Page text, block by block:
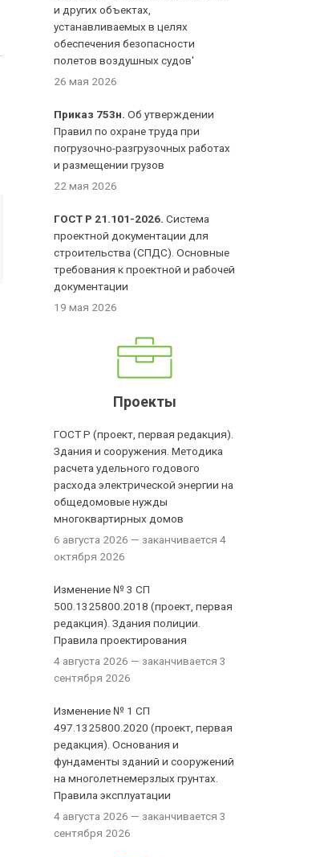
и других объектах,
устанавливаемых в целях
обеспечения безопасности
полетов воздушных судов'
26 мая 2026
Приказ 753н. Об утверждении
Правил по охране труда при
погрузочно-разгрузочных работах
и размещении грузов
22 мая 2026
ГОСТ Р 21.101-2026. Система
проектной документации для
строительства (СПДС). Основные
требования к проектной и рабочей
документации
19 мая 2026
Проекты
ГОСТ Р (проект, первая редакция).
Здания и сооружения. Методика
расчета удельного годового
расхода электрической энергии на
общедомовые нужды
многоквартирных домов
6 августа 2026 — заканчивается 4
октября 2026
Изменение № 3 СП
500.1325800.2018 (проект, первая
редакция). Здания полиции.
Правила проектирования
4 августа 2026 — заканчивается 3
сентября 2026
Изменение № 1 СП
497.1325800.2020 (проект, первая
редакция). Основания и
фундаменты зданий и сооружений
на многолетнемерзлых грунтах.
Правила эксплуатации
4 августа 2026 — заканчивается 3
сентября 2026